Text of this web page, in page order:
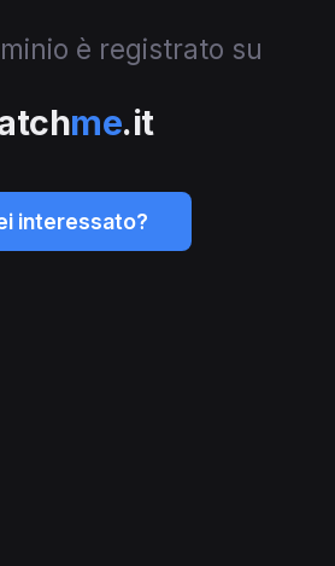
è registrato su
me.it
interessato?